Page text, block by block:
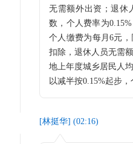
无需额外出资；退休
数，个人费率为
个人缴费为每月6元
扣除，退休人员无需
地上年度城乡居民人
以减半按0.15%起步
[林挺华] (02:16)